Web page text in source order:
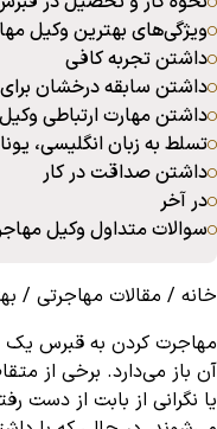
ویژگی‌های بهترین وکیل
داشتن تجربه کافی
داشتن سابقه درخشان
داشتن مهارت ارتباطی
تسلط به زبان انگلیسی،
داشتن صداقت در کار
در آخر
سوالات متداول وکیل
خانه / مقالات مهاجرتی /
مهاجرت کردن به قبرس یک
آن باز می‌دارد. برخی از
یا نگرانی از بابت از دست